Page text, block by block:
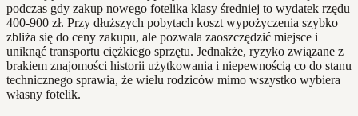
podczas gdy zakup nowego fotelika klasy średniej to wydatek rzędu
400-900 zł. Przy dłuższych pobytach koszt wypożyczenia szybko
zbliża się do ceny zakupu, ale pozwala zaoszczędzić miejsce i
uniknąć transportu ciężkiego sprzętu. Jednakże, ryzyko związane z
brakiem znajomości historii użytkowania i niepewnością co do stanu
technicznego sprawia, że wielu rodziców mimo wszystko wybiera
własny fotelik.